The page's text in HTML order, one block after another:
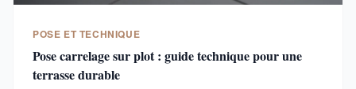
POSE ET TECHNIQUE
Pose carrelage sur plot : guide technique pour une
terrasse durable